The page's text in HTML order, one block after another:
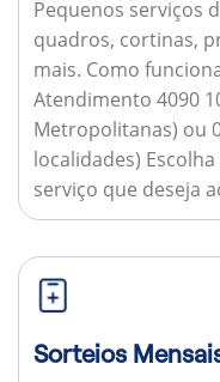
Pequenos serviços
quadros, cortinas,
mais. Como
Atendimento 4090
Metropolitanas) ou
localidades)
serviço que deseja
Sorteios